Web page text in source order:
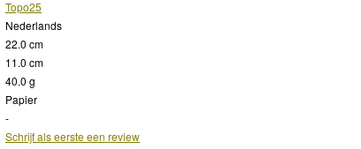
Topo25
Nederlands
22.0 cm
11.0 cm
40.0 g
Papier
-
Schrijf als eerste een review